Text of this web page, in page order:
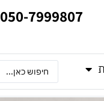
050-7999807